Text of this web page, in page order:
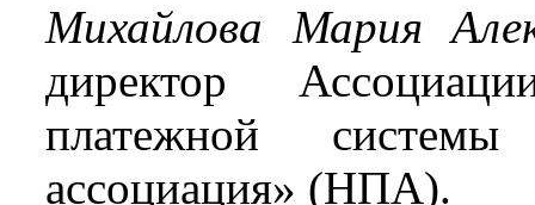
Михайлова Мария
директор
платежной системы
ассоциация» (НПА).